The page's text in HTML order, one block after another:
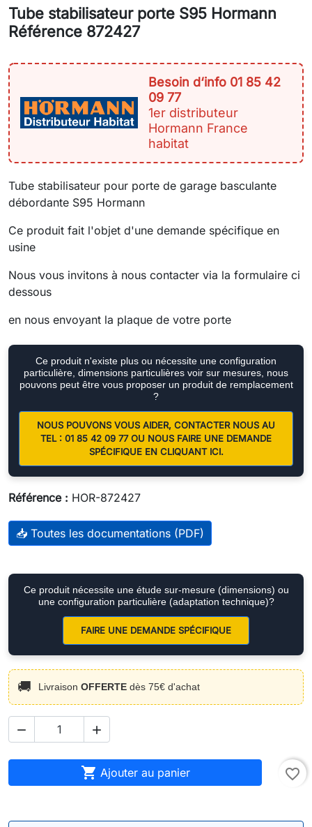
Tube stabilisateur porte S95 Hormann
Référence 872427
Besoin d‘info 01 85 42
09 77
1er distributeur
Hormann France
habitat
Tube stabilisateur pour porte de garage basculante
débordante S95 Hormann
Ce produit fait l'objet d'une demande spécifique en
usine
Nous vous invitons à nous contacter via la formulaire ci
dessous
en nous envoyant la plaque de votre porte
Ce produit n'existe plus ou nécessite une configuration
particulière, dimensions particulières voir sur mesures, nous
pouvons peut être vous proposer un produit de remplacement
?
NOUS POUVONS VOUS AIDER, CONTACTER NOUS AU
TEL : 01 85 42 09 77 OU NOUS FAIRE UNE DEMANDE
SPÉCIFIQUE EN CLIQUANT ICI.
Référence : HOR-872427
📥 Toutes les documentations (PDF)
Ce produit nécessite une étude sur-mesure (dimensions) ou
une configuration particulière (adaptation technique)?
FAIRE UNE DEMANDE SPÉCIFIQUE
🚚 Livraison OFFERTE dès 75€ d'achat
 
 Ajouter au panier favorite_border